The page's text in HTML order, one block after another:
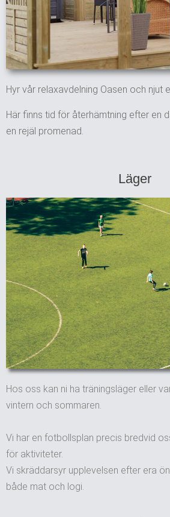
Hyr vår relaxavdelning Oasen och njut
Här finns tid för återhämtning efter en
en rejäl promenad.
Läger
Hos oss kan ni ha träningsläger eller
vintern och sommaren.
Vi har en fotbollsplan precis bredvid
för aktiviteter.
Vi skräddarsyr upplevelsen efter era
både mat och logi.